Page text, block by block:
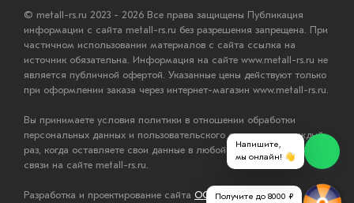
© metall-rs.ru 2023 - 2026 Все права защищены Публикация
информации с сайта metall-rs.ru без разрешения запрещена. При
частичном использовании материалов с сайта ссылка на
источник обязательна. Информация на сайте www.metall-rs.ru не
является публичной офертой. Указанные цены действуют только
при оформлении заказа через интернет-магазин www.metall-rs.ru.
Вы принимаете условия политики в отношении обработки
персональных данных и пользовательского соглашения каждый
раз, когда оставляете свои данные в любой форме обратной
связи на сайте metall-rs.ru.
Разработка и проектирование сайта ООО "Мастервеб"
Напишите,
мы онлайн! 👋
Получите до 8000 ₽